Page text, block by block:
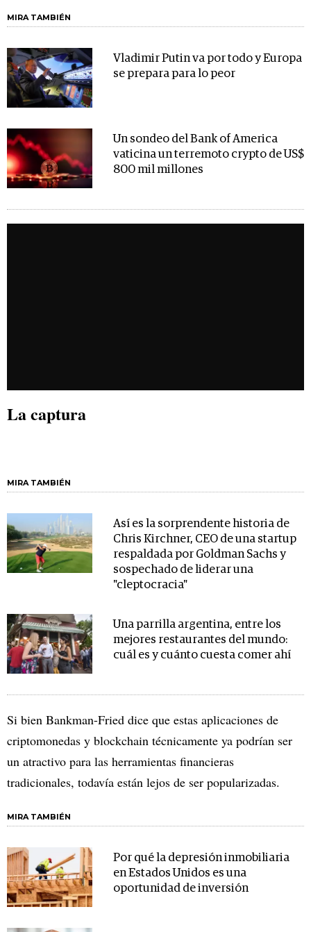
MIRA TAMBIÉN
Vladimir Putin va por todo y Europa
se prepara para lo peor
Un sondeo del Bank of America
vaticina un terremoto crypto de US$
800 mil millones
La captura
MIRA TAMBIÉN
Así es la sorprendente historia de
Chris Kirchner, CEO de una startup
respaldada por Goldman Sachs y
sospechado de liderar una
"cleptocracia"
Una parrilla argentina, entre los
mejores restaurantes del mundo:
cuál es y cuánto cuesta comer ahí
Si bien Bankman-Fried dice que estas aplicaciones de
criptomonedas y blockchain técnicamente ya podrían ser
un atractivo para las herramientas financieras
tradicionales, todavía están lejos de ser popularizadas.
MIRA TAMBIÉN
Por qué la depresión inmobiliaria
en Estados Unidos es una
oportunidad de inversión